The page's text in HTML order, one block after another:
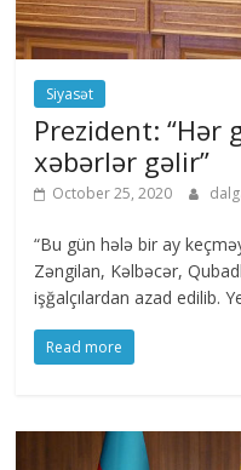
Siyasət
Prezident: “Hər
xəbərlər gəlir”
October 25, 2020
“Bu gün hələ bir ay
Zəngilan, Kəlbəcər,
işğalçılardan azad edilib.
Read more